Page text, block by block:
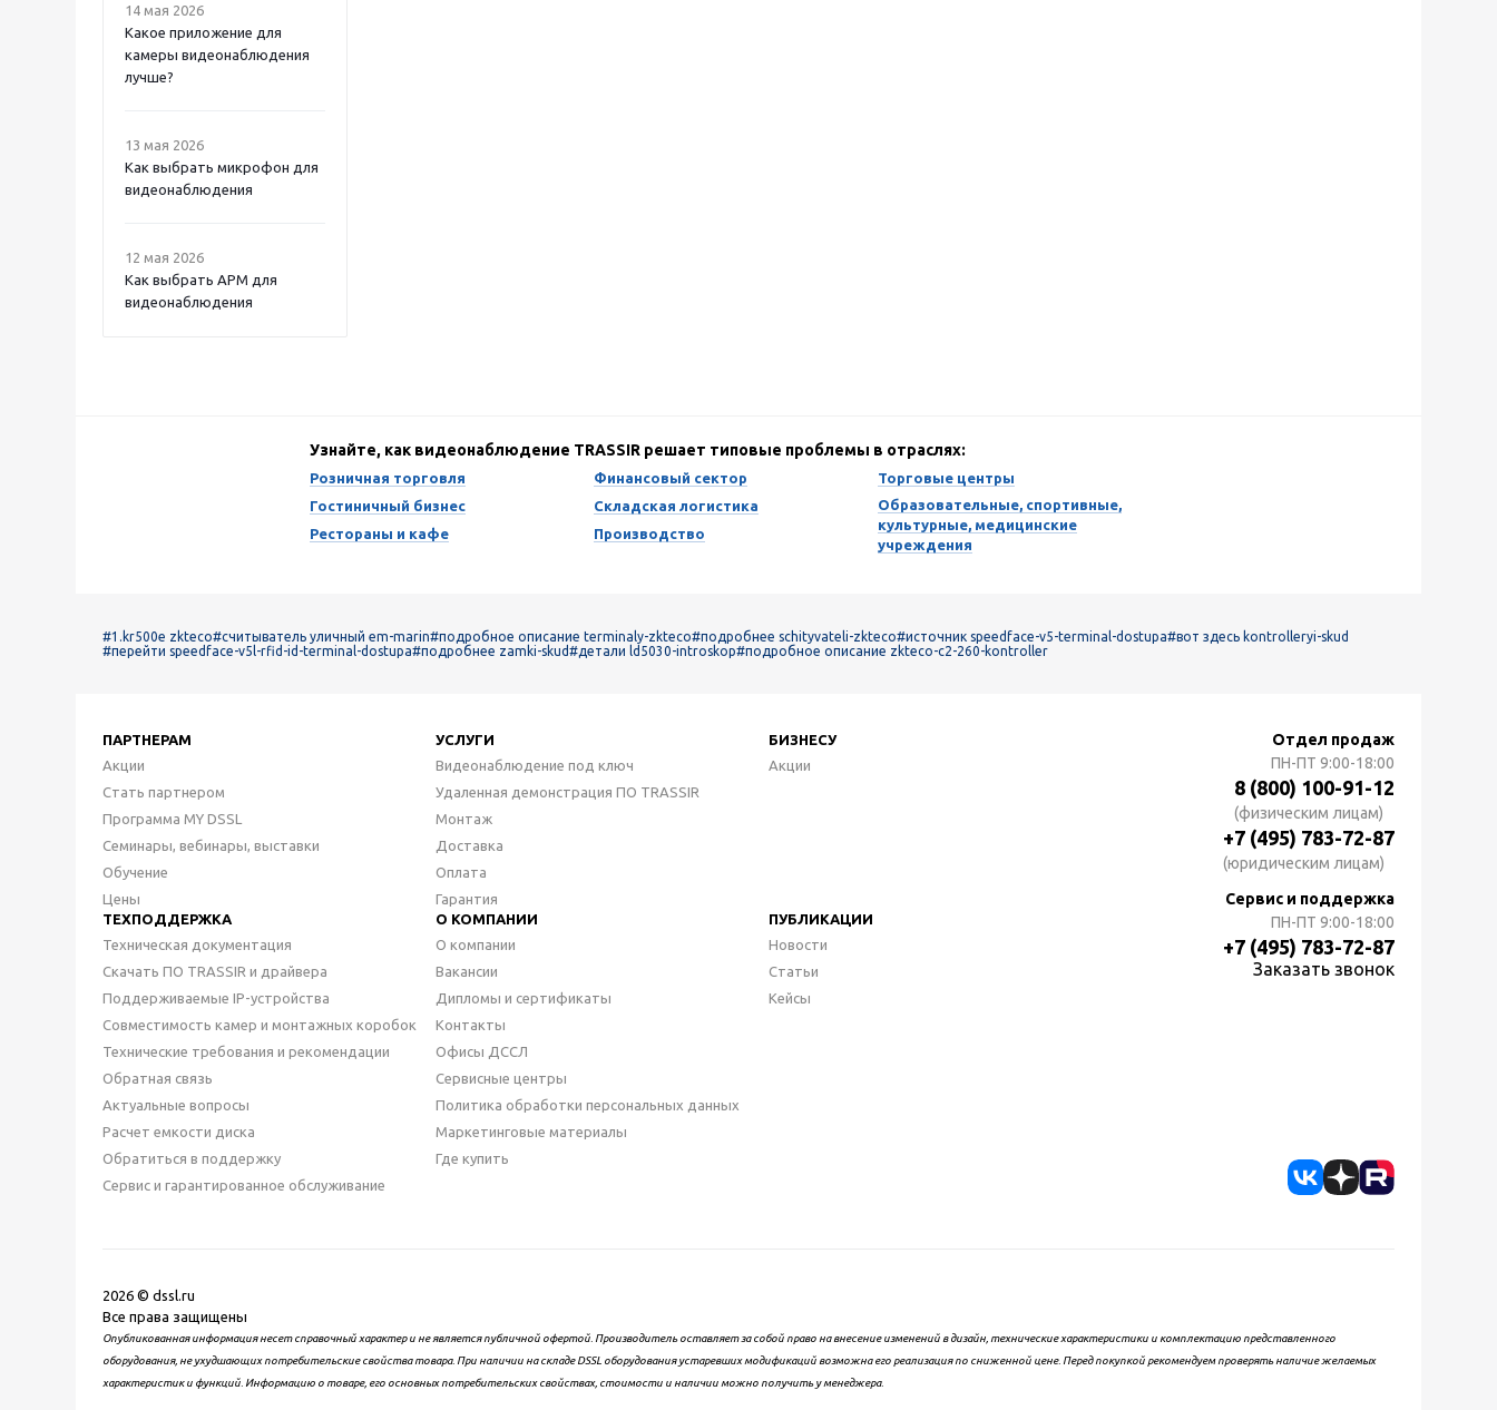
14 мая 2026
Какое приложение для
камеры видеонаблюдения
лучше?
13 мая 2026
Как выбрать микрофон для
видеонаблюдения
12 мая 2026
Как выбрать APM для
видеонаблюдения
Узнайте, как видеонаблюдение TRASSIR решает типовые проблемы в отраслях:
Розничная торговля
Гостиничный бизнес
Рестораны и кафе
Финансовый сектор
Складская логистика
Производство
Торговые центры
Образовательные, спортивные,
культурные, медицинские
учреждения
#1.kr500e zkteco#считыватель уличный em-marin#подробное описание terminaly-zkteco#подробнее schityvateli-zkteco#источник speedface-v5-terminal-dostupa#вот здесь kontrolleryi-skud
#перейти speedface-v5l-rfid-id-terminal-dostupa#подробнее zamki-skud#детали ld5030-introskop#подробное описание zkteco-c2-260-kontroller
ПАРТНЕРАМ
Акции
Стать партнером
Программа MY DSSL
Семинары, вебинары, выставки
Обучение
Цены
УСЛУГИ
Видеонаблюдение под ключ
Удаленная демонстрация ПО TRASSIR
Монтаж
Доставка
Оплата
Гарантия
БИЗНЕСУ
Акции
ТЕХПОДДЕРЖКА
Техническая документация
Скачать ПО TRASSIR и драйвера
Поддерживаемые IP-устройства
Совместимость камер и монтажных коробок
Технические требования и рекомендации
Обратная связь
Актуальные вопросы
Расчет емкости диска
Обратиться в поддержку
Сервис и гарантированное обслуживание
О КОМПАНИИ
О компании
Вакансии
Дипломы и сертификаты
Контакты
Офисы ДССЛ
Сервисные центры
Политика обработки персональных данных
Маркетинговые материалы
Где купить
ПУБЛИКАЦИИ
Новости
Статьи
Кейсы
Отдел продаж
ПН-ПТ 9:00-18:00
8 (800) 100-91-12
(физическим лицам)
+7 (495) 783-72-87
(юридическим лицам)
Сервис и поддержка
ПН-ПТ 9:00-18:00
+7 (495) 783-72-87
Заказать звонок
2026 © dssl.ru
Все права защищены
Опубликованная информация несет справочный характер и не является публичной офертой. Производитель оставляет за собой право на внесение изменений в дизайн, технические характеристики и комплектацию представленного
оборудования, не ухудшающих потребительские свойства товара. При наличии на складе DSSL оборудования устаревших модификаций возможна его реализация по сниженной цене. Перед покупкой рекомендуем проверять наличие желаемых
характеристик и функций. Информацию о товаре, его основных потребительских свойствах, стоимости и наличии можно получить у менеджера.